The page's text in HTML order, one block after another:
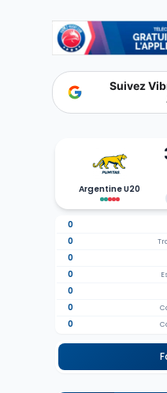
Suivez
Argentine U20
0
0
0
0
0
0
0